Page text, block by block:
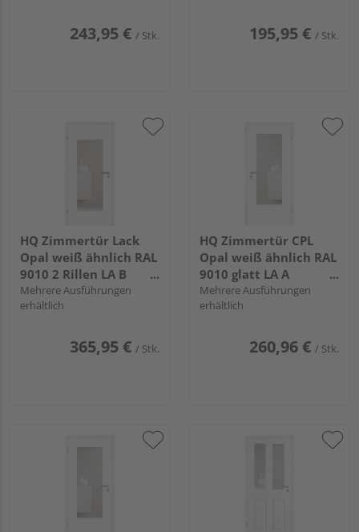
243,95 € / Stk. 195,95 € / Stk.
HQ Zimmertür Lack
Opal weiß ähnlich RAL
9010 2 Rillen LA B
Röhrenspan KK1
Mehrere Ausführungen
erhältlich
365,95 € / Stk.
HQ Zimmertür CPL
Opal weiß ähnlich RAL
9010 glatt LA A
Röhrenspan KK1
Mehrere Ausführungen
erhältlich
260,96 € / Stk.